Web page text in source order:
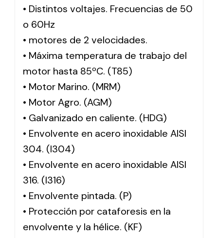
• Distintos voltajes. Frecuencias de 50
o 60Hz
• motores de 2 velocidades.
• Máxima temperatura de trabajo del
motor hasta 85ºC. (T85)
• Motor Marino. (MRM)
• Motor Agro. (AGM)
• Galvanizado en caliente. (HDG)
• Envolvente en acero inoxidable AISI
304. (I304)
• Envolvente en acero inoxidable AISI
316. (I316)
• Envolvente pintada. (P)
• Protección por cataforesis en la
envolvente y la hélice. (KF)